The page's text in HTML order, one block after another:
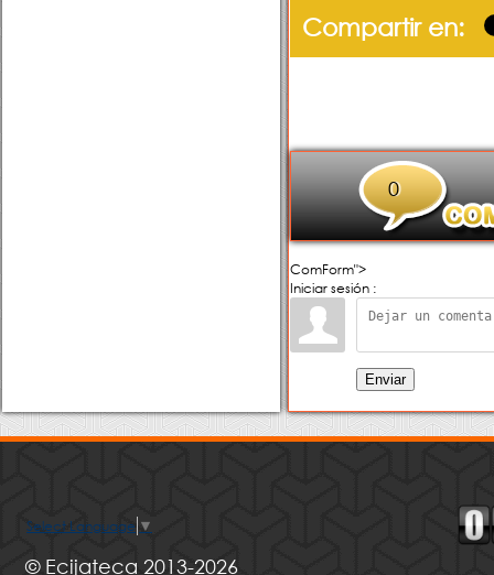
Compartir en:
0
ComForm">
Iniciar sesión :
Enviar
Select Language ▼
© Ecijateca 2013-2026